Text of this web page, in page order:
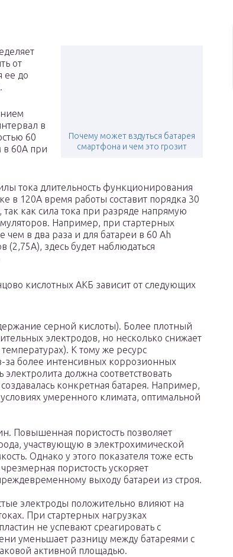
Почему может вздуться батарея
смартфона и чем это грозит
от
ее до
в
60
в 60A при
тока длительность функционирования
в 120A время работы составит порядка 30
так как сила тока при разряде напрямую
Например, при стартерных
чем в два раза и для батареи в 60 Ah
(2,75A), здесь будет наблюдаться
кислотных АКБ зависит от следующих
серной кислоты). Более плотный
электродов, но несколько снижает
К тому же ресурс
за более интенсивных коррозионных
должна соответствовать
конкретная батарея. Например,
умеренного климата, оптимальной
Повышенная пористость позволяет
участвующую в электрохимической
Однако у этого показателя тоже есть
пористость ускоряет
выходу батареи из строя.
электроды положительно влияют на
При стартерных нагрузках
не успевают среагировать с
уменьшает разницу между батареями с
активной площадью.